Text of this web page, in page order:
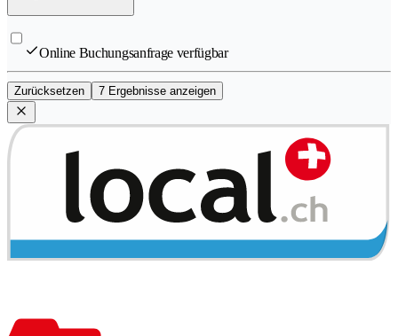
Online Buchungsanfrage verfügbar
Zurücksetzen 7 Ergebnisse anzeigen